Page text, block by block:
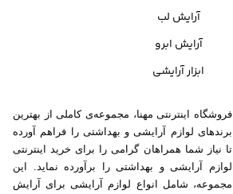
آرایش لب
آرایش ابرو
ابزار آرایشی
فروشگاه اینترنتی مهنا، مجموعه‌ی کاملی از بهترین
برندهای لوازم آرایشی و بهداشتی را فراهم آورده
تا نیاز شما همراهان گرامی را برای خرید اینترنتی
لوازم آرایشی و بهداشتی را برآورده نماید. این
مجموعه، شامل انواع لوازم آرایشی برای آرایش